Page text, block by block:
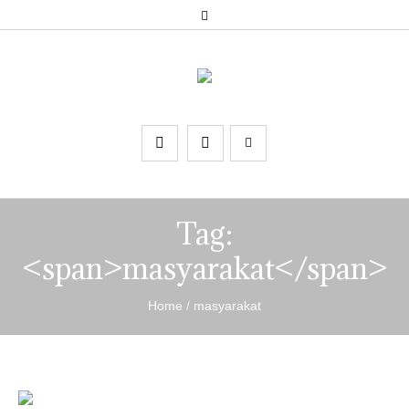
Tag:
<span>masyarakat</span>
Home / masyarakat